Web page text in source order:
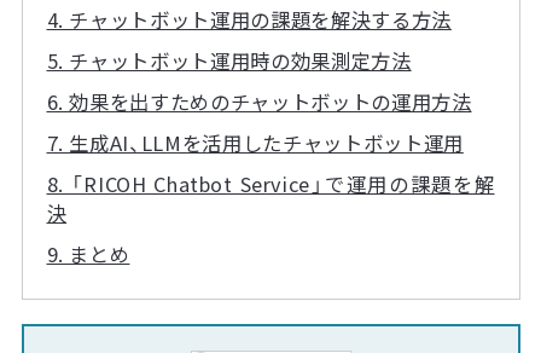
4. チャットボット運用の課題を解決する方法
5. チャットボット運用時の効果測定方法
6. 効果を出すためのチャットボットの運用方法
7. 生成AI、LLMを活用したチャットボット運用
8. 「RICOH Chatbot Service」で運用の課題を解
決
9. まとめ